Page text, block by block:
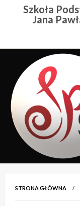
PrzejdźSzkoła
Jana
STRONA GŁÓWNA